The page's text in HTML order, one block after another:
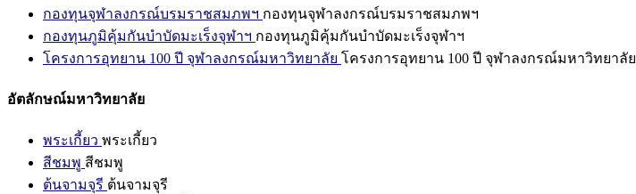
กองทุนจุฬาลงกรณ์บรมราชสมภพฯ กองทุนจุฬาลงกรณ์บรมราชสมภพฯ
กองทุนภูมิคุ้มกันบำบัดมะเร็งจุฬาฯ กองทุนภูมิคุ้มกันบำบัดมะเร็งจุฬาฯ
โครงการอุทยาน 100 ปี จุฬาลงกรณ์มหาวิทยาลัย โครงการอุทยาน 100 ปี จุฬาลงกรณ์มหาวิทยาลัย
อัตลักษณ์มหาวิทยาลัย
พระเกี้ยว พระเกี้ยว
สีชมพู สีชมพู
ต้นจามจุรี ต้นจามจุรี